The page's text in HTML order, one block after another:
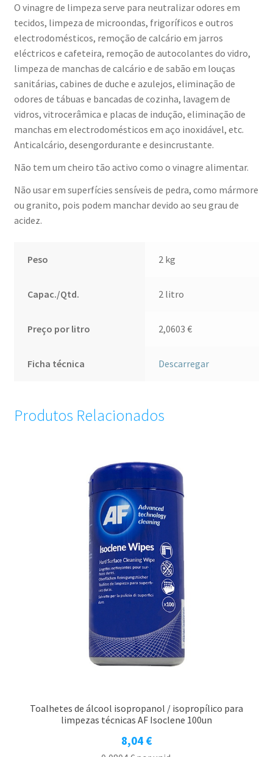
O vinagre de limpeza serve para neutralizar odores em
tecidos, limpeza de microondas, frigoríficos e outros
electrodomésticos, remoção de calcário em jarros
eléctricos e cafeteira, remoção de autocolantes do vidro,
limpeza de manchas de calcário e de sabão em louças
sanitárias, cabines de duche e azulejos, eliminação de
odores de tábuas e bancadas de cozinha, lavagem de
vidros, vitrocerâmica e placas de indução, eliminação de
manchas em electrodomésticos em aço inoxidável, etc.
Anticalcário, desengordurante e desincrustante.
Não tem um cheiro tão activo como o vinagre alimentar.
Não usar em superfícies sensíveis de pedra, como mármore
ou granito, pois podem manchar devido ao seu grau de
acidez.
Peso 2 kg
Capac./Qtd. 2 litro
Preço por litro 2,0603€
Ficha técnica Descarregar
Produtos Relacionados
Toalhetes de álcool isopropanol / isopropílico para
limpezas técnicas AF Isoclene 100un
8,04 €